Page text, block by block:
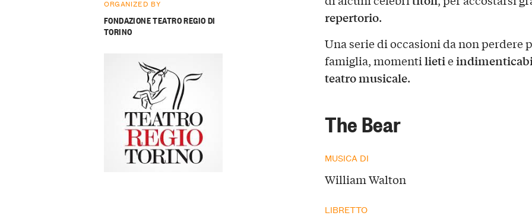
repertorio.
Una serie di occasioni da non perdere
famiglia, momentilietie
teatro musicale.
The Bear
MUSICA DI
William Walton
LIBRETTO
ORGANIZED BY
FONDAZIONE TEATRO REGIO DI
TORINO